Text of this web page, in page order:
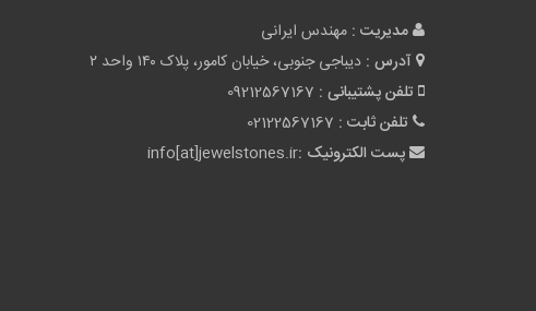
مدیریت : مهندس ایرانی
آدرس : دیباجی جنوبی، خیابان کامور، پلاک ۱۴۰ واحد ۲
تلفن پشتیبانی : 09212567167
تلفن ثابت : 02122567167
پست الکترونیک :info[at]jewelstones.ir